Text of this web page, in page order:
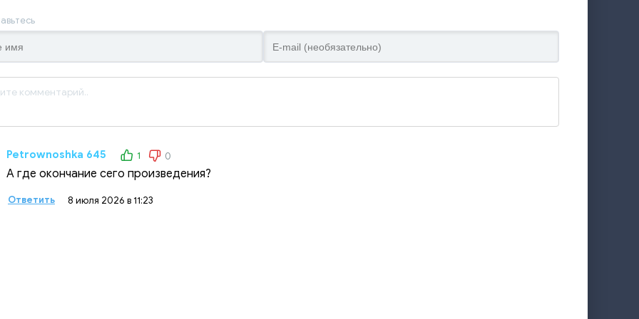
Petrownoshka 645 1 0
А где окончание сего произведения?
Ответить 8 июля 2026 в 11:23